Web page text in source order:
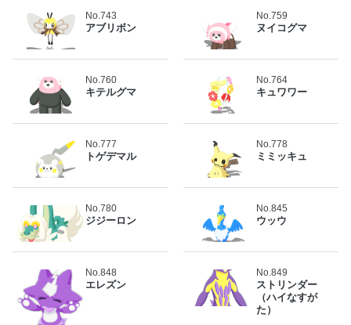
No.743
アブリボン
No.759
ヌイコグマ
No.760
キテルグマ
No.764
キュワワー
No.777
トゲデマル
No.778
ミミッキュ
No.780
ジジーロン
No.845
ウッウ
No.848
エレズン
No.849
ストリンダー
（ハイなすが
た）